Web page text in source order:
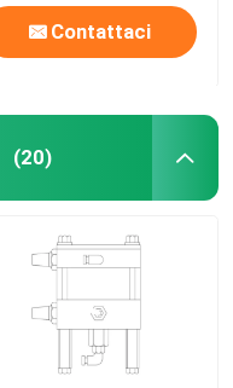
Contattaci
(20)